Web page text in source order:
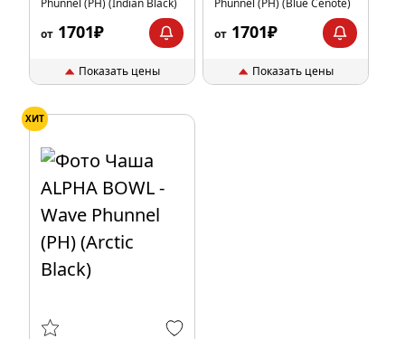
Phunnel (PH) (Indian Black)
от 1701₽
Показать цены
Phunnel (PH) (Blue Cenote)
от 1701₽
Показать цены
ХИТ